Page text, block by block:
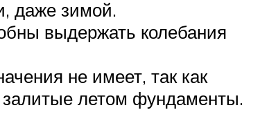
даже зимой.
выдержать колебания
не имеет, так как
летом фундаменты.